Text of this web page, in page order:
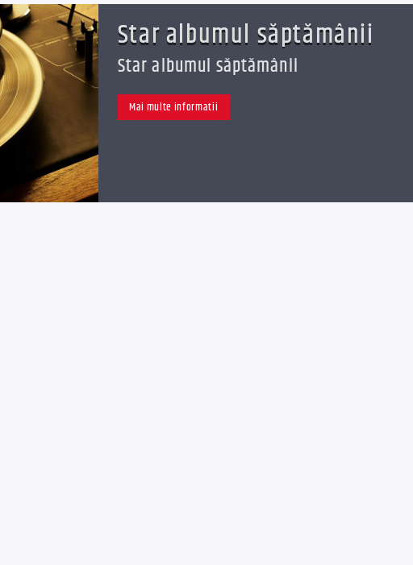
Star albumul săptămânii
Star albumul săptămânii
Mai multe informatii